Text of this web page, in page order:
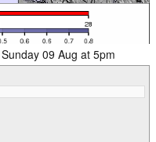
09 Aug at 5pm